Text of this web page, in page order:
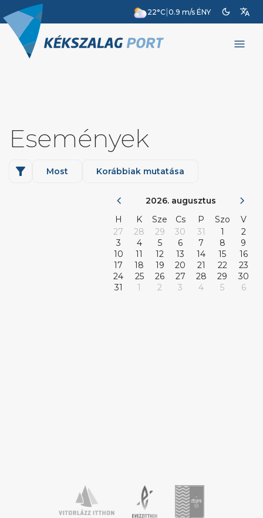
22°C|0.9 m/s ÉNY dark_mode translate
menu
Események
filter_alt Most Korábbiak mutatása
chevron_left 2026. augusztus chevron_right
H K Sze Cs P Szo
V
27
28 29 30 31 1
2
3
4 5 6 7 8
9
10
11 12 13 14 15
16
17
18 19 20 21 22
23
24
25 26 27 28 29
30
31
1 2 3 4 5 6